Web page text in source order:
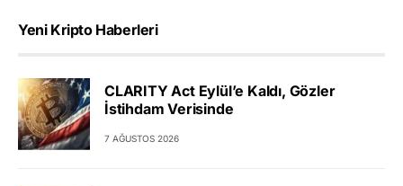
Yeni Kripto Haberleri
CLARITY Act Eylül’e Kaldı, Gözler
İstihdam Verisinde
7 AĞUSTOS 2026